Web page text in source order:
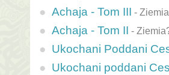
Achaja - Tom III -
Achaja - Tom II -
Ukochani Poddani
Ukochani poddani